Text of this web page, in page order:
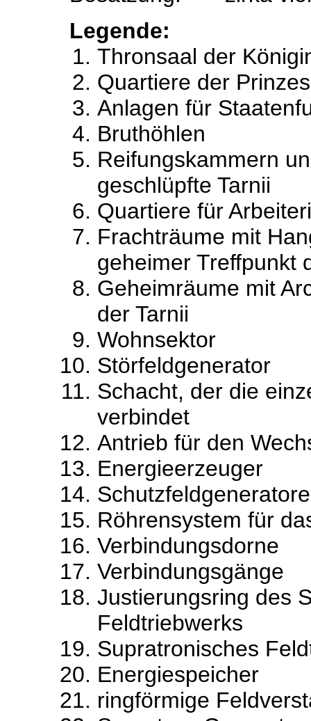
Legende:
Thronsaal der
Quartiere der
Anlagen für
Bruthöhlen
Reifungskammern
geschlüpfte Tarnii
Quartiere für
Frachträume mit
geheimer Treffpunkt
Geheimräume mit
der Tarnii
Wohnsektor
Störfeldgenerator
Schacht, der die
verbindet
Antrieb für den
Energieerzeuger
Röhrensystem für
Verbindungsdorne
Verbindungsgänge
Justierungsring des
Feldtriebwerks
Supratronisches
Energiespeicher
ringförmige